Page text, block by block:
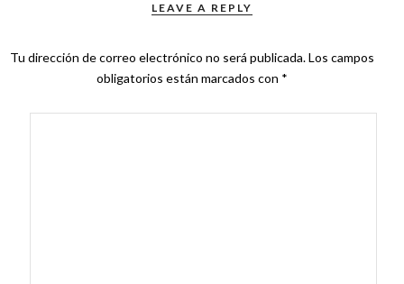
LEAVE A REPLY
Tu dirección de correo electrónico no será publicada.Los campos
obligatorios están marcados con *